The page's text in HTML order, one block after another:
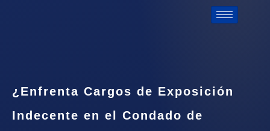
¿Enfrenta Cargos de Exposición
Indecente en el Condado de